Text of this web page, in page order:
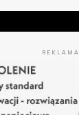
REKLAMA